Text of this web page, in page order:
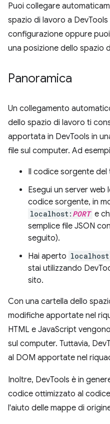
Puoi collegare
spazio di lavoro a
configurazione oppure
una posizione dello spazio
Panoramica
Un collegamento
dello spazio di lavoro ti
apportata in DevTools in
file sul computer. Ad
Il codice sorgente
Esegui un server
codice sorgente, in
localhost: PORT e
semplice file JSON
seguito).
Hai aperto
stai utilizzando
sito.
Con una cartella dello
modifiche apportate nel
HTML e JavaScript
sul computer. Tuttavia,
al DOM apportate nel
Inoltre, DevTools è in
codice ottimizzato al
l'aiuto delle mappe di